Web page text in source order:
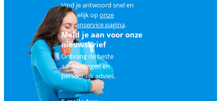
Vind je antwoord snel en
makkelijk oponze
klantenservice pagina.
Meld je aan voor onze
nieuwsbrief
Ontvang de beste
aanbiedingen en
persoonlijk advies.